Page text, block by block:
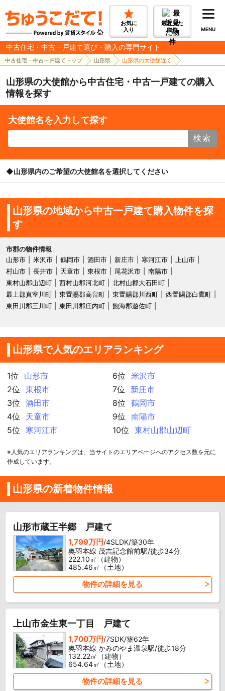
お気に
入り
最近見た
物件
MENU
中古住宅・中古一戸建て選び・購入の専門サイト
中古住宅・中古一戸建てトップ 山形県 山形県の大使館近く
山形県の大使館から中古住宅・中古一戸建ての購入
情報を探す
大使館名を入力して探す
検索
◆山形県内のご希望の大使館名を選択してください
山形県の地域から中古一戸建て購入物件を探
す
市郡の物件情報
山形市
米沢市 鶴岡市 酒田市 新庄市 寒河江市
上山市
村山市
長井市 天童市 東根市 尾花沢市
南陽市
東村山郡山辺町
西村山郡河北町
北村山郡大石田町
最上郡真室川町
東置賜郡高畠町 東置賜郡川西町
西置賜郡白鷹町
東田川郡三川町
東田川郡庄内町 飽海郡遊佐町
山形県で人気のエリアランキング
1位
山形市
2位
東根市
3位
酒田市
4位
天童市
5位
寒河江市
6位
米沢市
7位
新庄市
8位
鶴岡市
9位
南陽市
10位
東村山郡山辺町
※人気のエリアランキングは、当サイトのエリアページへのアクセス数を元に
作成しています。
山形県の新着物件情報
山形市蔵王半郷 戸建て
1,799万円/4SLDK/築30年
奥羽本線 茂吉記念館前駅/徒歩34分
222.10㎡（建物）
485.46㎡（土地）
物件の詳細を見る
上山市金生東一丁目 戸建て
1,700万円/7SDK/築62年
奥羽本線 かみのやま温泉駅/徒歩18分
132.22㎡（建物）
654.64㎡（土地）
物件の詳細を見る